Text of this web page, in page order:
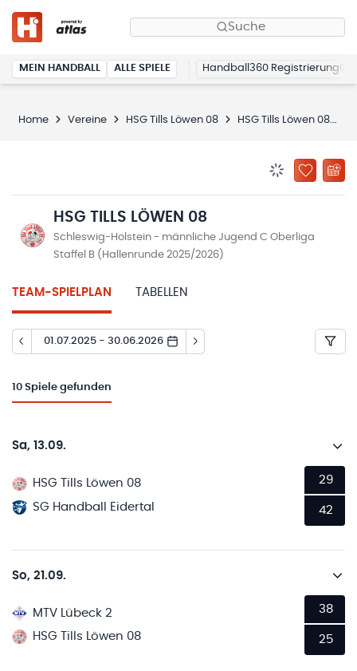
Suche
MEIN HANDBALL ALLE SPIELE Handball360 Registrierung
Home Vereine HSG Tills Löwen 08 HSG Tills Löwen 08
ZU
HSG TILLS LÖWEN 08
Schleswig-Holstein - männliche Jugend C Oberliga
Staffel B (Hallenrunde 2025/2026)
TEAM-SPIELPLAN TABELLEN
01.07.2025 - 30.06.2026
10 Spiele gefunden
Sa, 13.09.
HSG Tills Löwen 08
SG Handball Eidertal
29
42
So, 21.09.
MTV Lübeck 2
HSG Tills Löwen 08
38
25